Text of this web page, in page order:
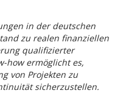
in der deutschen
zu realen finanziellen
qualifizierter
how ermöglicht es,
von Projekten zu
sicherzustellen.